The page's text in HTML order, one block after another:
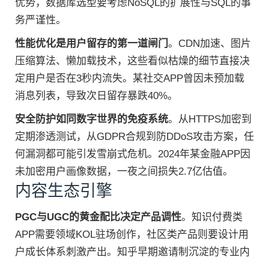
优势，数据库选型要考虑NoSQL的扩展性与SQL的事
务严谨性。
性能优化是用户留存的第一道闸门。CDN加速、图片
压缩算法、懒加载技术，这些看似枯燥的细节直接决
定用户是否在3秒内流失。某社交APP曾因未预加载
消息列表，导致次日留存暴跌40%。
安全防护如同数字世界的免疫系统。从HTTPS加密到
定期渗透测试，从GDPR合规到防DDoS攻击方案，任
何漏洞都可能引发雪崩式危机。2024年某金融APP因
未加密用户画像数据，一夜之间损失2.7亿估值。
内容生态引擎
PGC与UGC的黄金配比决定产品调性。知识付费类
APP需要领域KOL驻场创作，社区类产品则要设计用
户成长体系刺激产出。知乎早期邀请制沉淀的专业内